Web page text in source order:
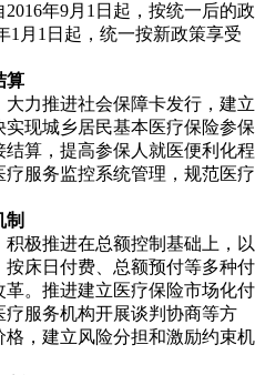
年9月1日起，按统一后的政
1月1日起，统一按新政策享受
算
力推进社会保障卡发行，建立
现城乡居民基本医疗保险参保
算，提高参保人就医便利化程
服务监控系统管理，规范医疗
制
极推进在总额控制基础上，以
床日付费、总额预付等多种付
。推进建立医疗保险市场化付
服务机构开展谈判协商等方
，建立风险分担和激励约束机